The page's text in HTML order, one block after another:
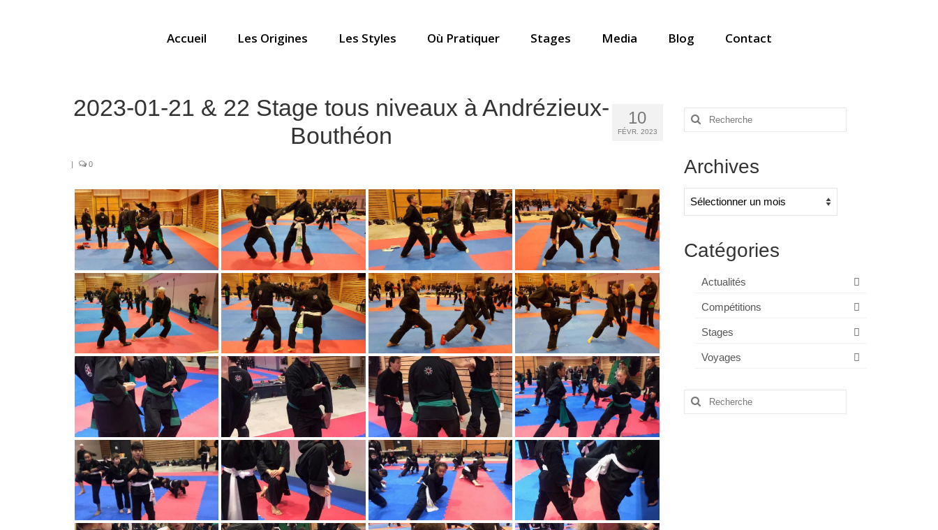
Accueil Les Origines Les Styles Où Pratiquer Stages Media Blog Contact
10
FÉVR. 2023
2023-01-21 & 22 Stage tous niveaux à Andrézieux-
Bouthéon
| 0
Rechercher
:
Archives
Archives
Catégories
Actualités
Compétitions
Stages
Voyages
Rechercher
: